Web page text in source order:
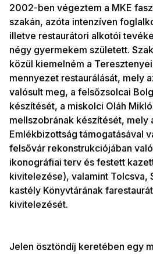
2002-ben végeztem a MKE
szakán, azóta intenzíven
illetve restaurátori alkotói
négy gyermekem született.
közül kiemelném a
mennyezet restaurálását, mely
valósult meg, a felsőzsolcai
készítését, a miskolci Oláh
mellszobrának készítését, mely
Emlékbizottság támogatásával
felsővár rekonstrukciójában
ikonográfiai terv és festett
kivitelezése), valamint Tolcsva,
kastély Könyvtárának
kivitelezését.
Jelen ösztöndíj keretében egy